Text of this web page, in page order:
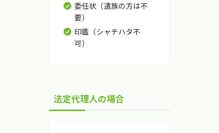
委任状（遺族の方は不
要）
印鑑（シャチハタ不
可）
法定代理人の場合